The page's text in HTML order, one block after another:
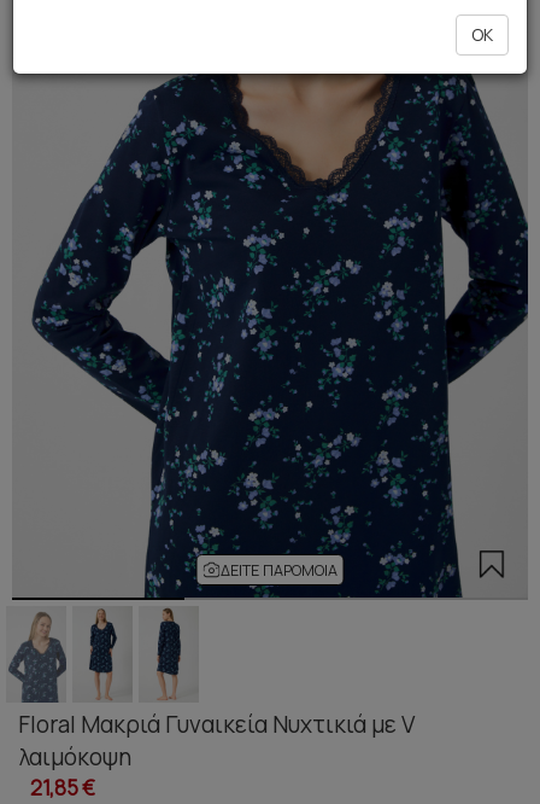
ΔΕΊΤΕ ΠΑΡΌΜΟΙΑ
Floral Μακριά Γυναικεία Νυχτικιά με V
λαιμόκοψη
21,85 €
OK